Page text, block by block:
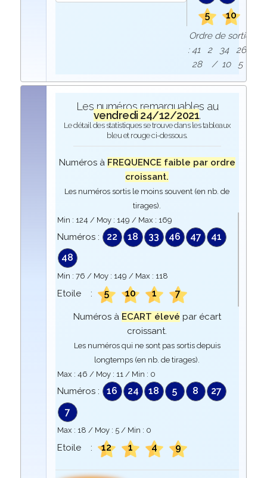
5
10
Ordre de sortie
: 41 2 34 26
28 / 10 5
Les numéros remarquables au
vendredi 24/12/2021.
Le détail des statistiques se trouve dans les tableaux
bleu et rouge ci-dessous.
Numéros à FREQUENCE faible par ordre
croissant.
Les numéros sortis le moins souvent (en nb. de
tirages).
Min : 124 / Moy : 149 / Max : 169
Numéros : 22 18 33 46 47
41
48
Min : 76 / Moy : 149 / Max : 118
Etoile : 5 10 1 7
Numéros à ECART élevé par écart
croissant.
Les numéros qui ne sont pas sortis depuis
longtemps (en nb. de tirages).
Max : 46 / Moy : 11/ Min : 0
Numéros : 16 24 18 5 8
27
7
Max : 18 / Moy : 5/ Min : 0
Etoile : 12 1 4 9